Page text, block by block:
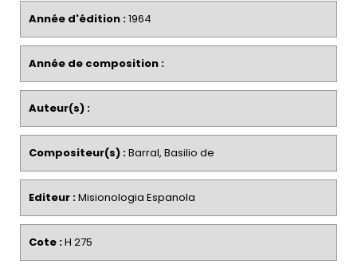
Année d'édition :1964
Année de composition :
Auteur(s) :
Compositeur(s) :Barral, Basilio de
Editeur :Misionologia Espanola
Cote :H 275